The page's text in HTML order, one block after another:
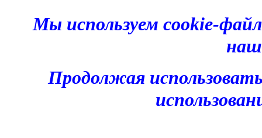
Мы используем cookie-
Продолжая